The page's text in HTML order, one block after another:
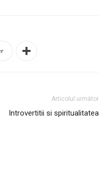
Articolul următor
Introvertitii si spiritualitatea